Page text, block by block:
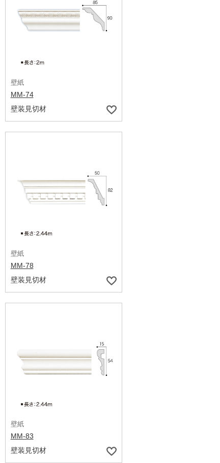
壁紙
MM-74
壁装見切材
壁紙
MM-78
壁装見切材
壁紙
MM-83
壁装見切材